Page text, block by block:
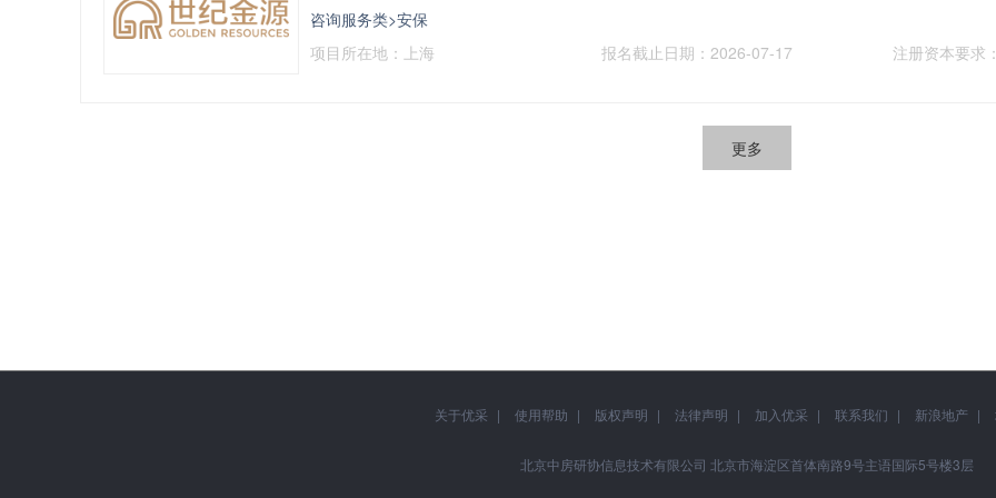
咨询服务类>安保
项目所在地：上海
报名截止日期：2026-07-17 注册资本要求
更多
关于优采 使用帮助 版权声明 法律声明 加入优采 联系我们 新浪地产
北京中房研协信息技术有限公司 北京市海淀区首体南路9号主语国际5号楼3层